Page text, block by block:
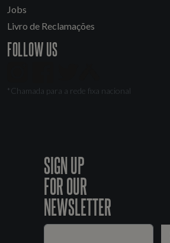
Jobs
Livro de Reclamações
FOLLOW US
*Chamada para a rede fixa nacional
SIGN UP
FOR OUR
NEWSLETTER